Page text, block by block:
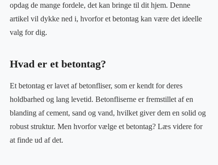
opdag de mange fordele, det kan bringe til dit hjem. Denne
artikel vil dykke ned i, hvorfor et betontag kan være det ideelle
valg for dig.
Hvad er et betontag?
Et betontag er lavet af betonfliser, som er kendt for deres
holdbarhed og lang levetid. Betonfliserne er fremstillet af en
blanding af cement, sand og vand, hvilket giver dem en solid og
robust struktur. Men hvorfor vælge et betontag? Læs videre for
at finde ud af det.